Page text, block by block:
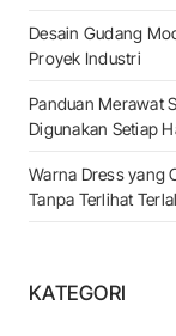
Desain Gudang
Proyek Industri
Panduan Merawat
Digunakan Setiap
Warna Dress yang
Tanpa Terlihat
KATEGORI